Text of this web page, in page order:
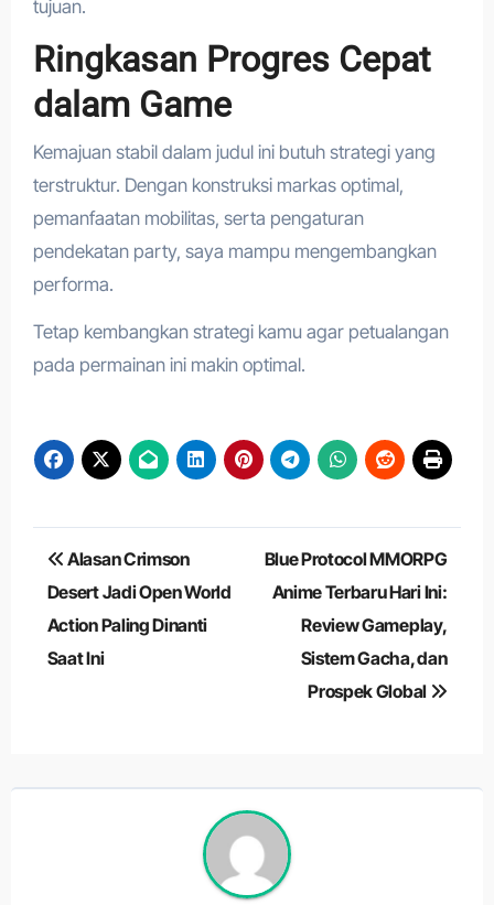
tujuan.
Ringkasan Progres Cepat
dalam Game
Kemajuan stabil dalam judul ini butuh strategi yang
terstruktur. Dengan konstruksi markas optimal,
pemanfaatan mobilitas, serta pengaturan
pendekatan party, saya mampu mengembangkan
performa.
Tetap kembangkan strategi kamu agar petualangan
pada permainan ini makin optimal.
Navigasi
pos
Alasan Crimson
Desert Jadi Open World
Action Paling Dinanti
Saat Ini
Blue Protocol MMORPG
Anime Terbaru Hari Ini:
Review Gameplay,
Sistem Gacha, dan
Prospek Global